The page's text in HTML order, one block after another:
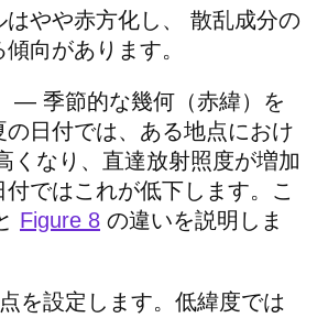
やや赤方化し、 散乱成分の
向があります。
— 季節的な幾何（赤緯）を
日付では、ある地点におけ
くなり、直達放射照度が増加
付ではこれが低下します。こ
Figure 8 の違いを説明しま
を設定します。低緯度では